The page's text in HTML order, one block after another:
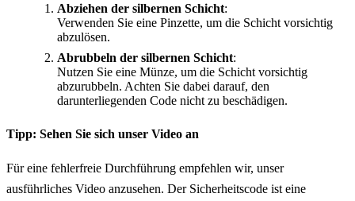
Abziehen der silbernen Schicht:
Verwenden Sie eine Pinzette, um die Schicht vorsichtig
abzulösen.
Abrubbeln der silbernen Schicht:
Nutzen Sie eine Münze, um die Schicht vorsichtig
abzurubbeln. Achten Sie dabei darauf, den
darunterliegenden Code nicht zu beschädigen.
Tipp: Sehen Sie sich unser Video an
Für eine fehlerfreie Durchführung empfehlen wir, unser
ausführliches Video anzusehen. Der Sicherheitscode ist eine